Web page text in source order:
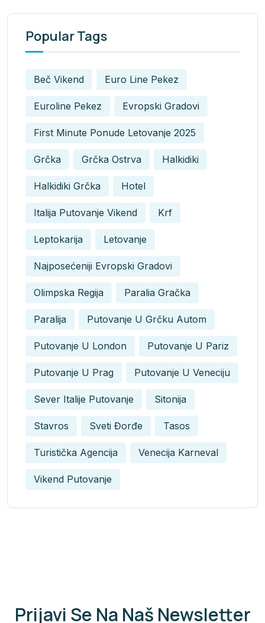
Popular Tags
Beč Vikend Euro Line Pekez
Euroline Pekez Evropski Gradovi
First Minute Ponude Letovanje 2025
Grčka Grčka Ostrva Halkidiki
Halkidiki Grčka Hotel
Italija Putovanje Vikend Krf
Leptokarija Letovanje
Najposećeniji Evropski Gradovi
Olimpska Regija Paralia Gračka
Paralija Putovanje U Grčku Autom
Putovanje U London Putovanje U Pariz
Putovanje U Prag Putovanje U Veneciju
Sever Italije Putovanje Sitonija
Stavros Sveti Đorđe Tasos
Turistička Agencija Venecija Karneval
Vikend Putovanje
Prijavi Se Na Naš Newsletter